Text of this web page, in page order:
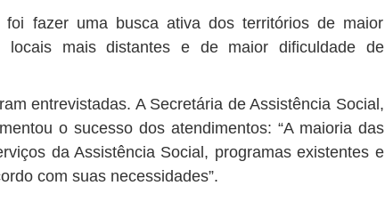
foi fazer uma busca ativa dos territórios de maior
locais mais distantes e de maior dificuldade de
entrevistadas. A Secretária de Assistência Social,
o sucesso dos atendimentos: “A maioria das
da Assistência Social, programas existentes e
com suas necessidades”.